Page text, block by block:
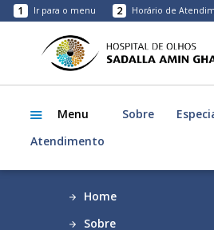
1 Ir para o menu 2 Horário de
Menu Sobre
Atendimento
Home
Sobre